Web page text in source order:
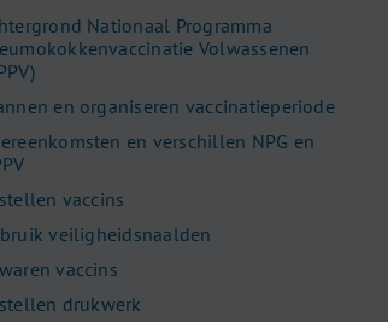
Nationaal Programma
Volwassenen
en organiseren vaccinatieperiode
en verschillen NPG en
vaccins
veiligheidsnaalden
vaccins
drukwerk